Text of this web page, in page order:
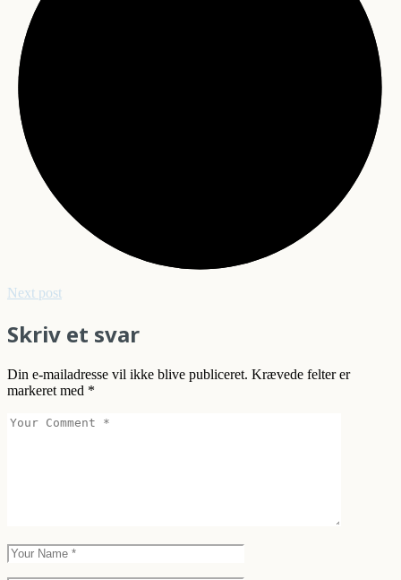
Next post
Skriv et svar
Din e-mailadresse vil ikke blive publiceret. Krævede felter er
markeret med *